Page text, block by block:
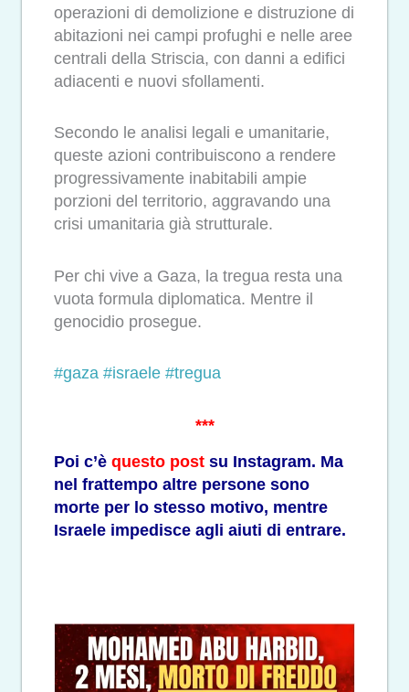
operazioni di demolizione e distruzione di
abitazioni nei campi profughi e nelle aree
centrali della Striscia, con danni a edifici
adiacenti e nuovi sfollamenti.
Secondo le analisi legali e umanitarie,
queste azioni contribuiscono a rendere
progressivamente inabitabili ampie
porzioni del territorio, aggravando una
crisi umanitaria già strutturale.
Per chi vive a Gaza, la tregua resta una
vuota formula diplomatica. Mentre il
genocidio prosegue.
#gaza #israele #tregua
***
Poi c’è questo post su Instagram. Ma
nel frattempo altre persone sono
morte per lo stesso motivo, mentre
Israele impedisce agli aiuti di entrare.